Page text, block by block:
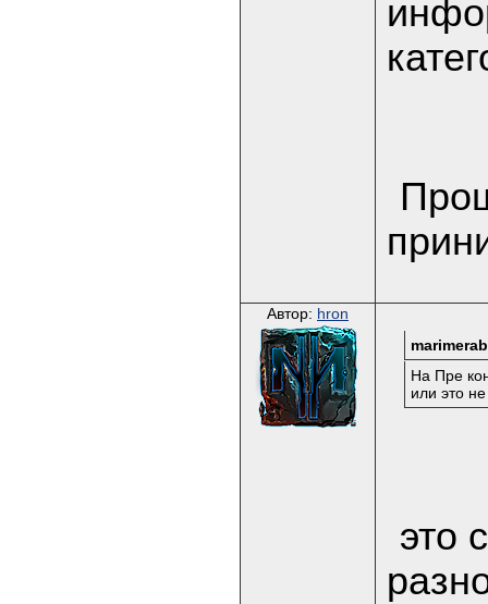
Автор: hron
На Пре
или это
это